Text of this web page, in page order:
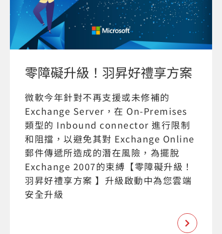
零障礙升級！羽昇好禮享方案
微軟今年針對不再支援或未修補的
Exchange Server，在 On-Premises
類型的 Inbound connector 進行限制
和阻擋，以避免其對 Exchange Online
郵件傳遞所造成的潛在風險，為擺脫
Exchange 2007的束縛【零障礙升級！
羽昇好禮享方案 】升級啟動中為您雲端
安全升級